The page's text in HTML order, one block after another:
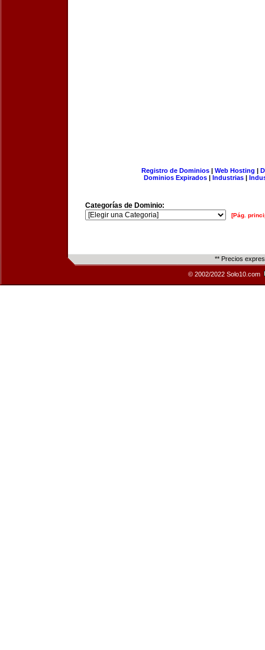
Registro de Dominios| Web Hosting |
Dominios Expirados | Industrias |
Categorías de Dominio:
[Pág.
** Precios
© 2002/2022 Solo10.com